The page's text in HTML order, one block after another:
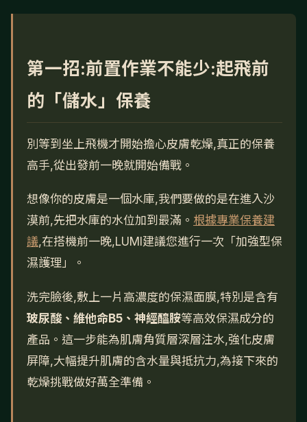
第一招:前置作業不能少:起飛前
的「儲水」保養
別等到坐上飛機才開始擔心皮膚乾燥,真正的保養
高手,從出發前一晚就開始備戰。
想像你的皮膚是一個水庫,我們要做的是在進入沙
漠前,先把水庫的水位加到最滿。 根據專業保養建
議,在搭機前一晚,LUMI建議您進行一次「加強型保
濕護理」。
洗完臉後,敷上一片高濃度的保濕面膜,特別是含有
玻尿酸、維他命B5、神經醯胺等高效保濕成分的
產品。這一步能為肌膚角質層深層注水,強化皮膚
屏障,大幅提升肌膚的含水量與抵抗力,為接下來的
乾燥挑戰做好萬全準備。